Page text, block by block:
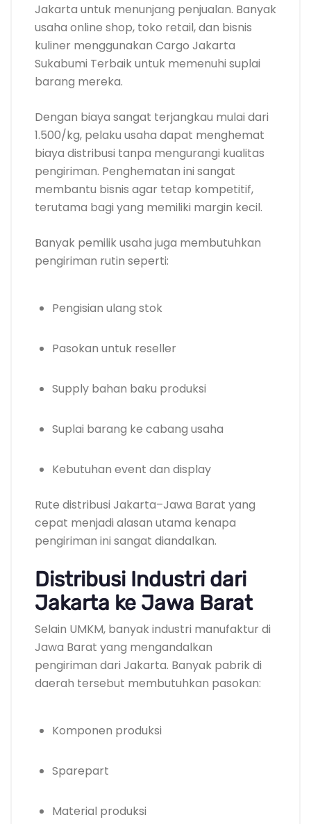
Jakarta untuk menunjang penjualan. Banyak
usaha online shop, toko retail, dan bisnis
kuliner menggunakan Cargo Jakarta
Sukabumi Terbaik untuk memenuhi suplai
barang mereka.
Dengan biaya sangat terjangkau mulai dari
1.500/kg, pelaku usaha dapat menghemat
biaya distribusi tanpa mengurangi kualitas
pengiriman. Penghematan ini sangat
membantu bisnis agar tetap kompetitif,
terutama bagi yang memiliki margin kecil.
Banyak pemilik usaha juga membutuhkan
pengiriman rutin seperti:
Pengisian ulang stok
Pasokan untuk reseller
Supply bahan baku produksi
Suplai barang ke cabang usaha
Kebutuhan event dan display
Rute distribusi Jakarta–Jawa Barat yang
cepat menjadi alasan utama kenapa
pengiriman ini sangat diandalkan.
Distribusi Industri dari
Jakarta ke Jawa Barat
Selain UMKM, banyak industri manufaktur di
Jawa Barat yang mengandalkan
pengiriman dari Jakarta. Banyak pabrik di
daerah tersebut membutuhkan pasokan:
Komponen produksi
Sparepart
Material produksi